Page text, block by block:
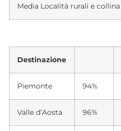
Media Località rurali e collina
Destinazione
Piemonte 94%
Valle d’Aosta 96%